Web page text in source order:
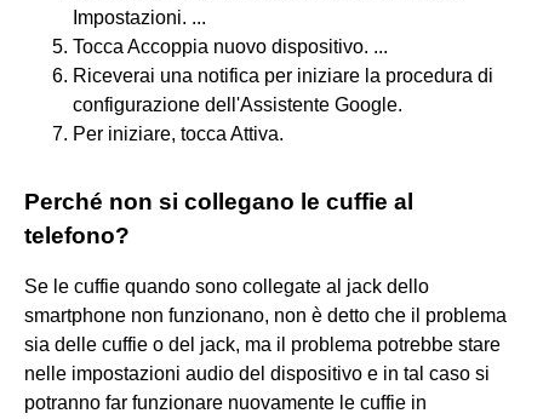
Impostazioni. ...
Tocca Accoppia nuovo dispositivo. ...
Riceverai una notifica per iniziare la procedura di
configurazione dell'Assistente Google.
Per iniziare, tocca Attiva.
Perché non si collegano le cuffie al
telefono?
Se le cuffie quando sono collegate al jack dello
smartphone non funzionano, non è detto che il problema
sia delle cuffie o del jack, ma il problema potrebbe stare
nelle impostazioni audio del dispositivo e in tal caso si
potranno far funzionare nuovamente le cuffie in